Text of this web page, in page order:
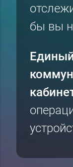
бы вы